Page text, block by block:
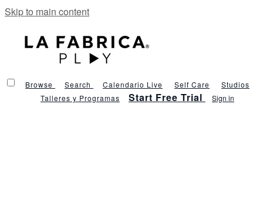
Skip to main content
Browse Search Calendario Live Self Care
Studios
Talleres y Programas
Start Free Trial Sign in